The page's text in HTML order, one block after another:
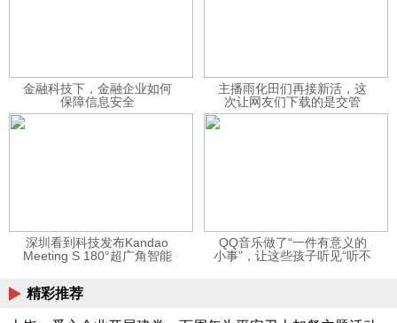
金融科技下，金融企业如何
保障信息安全
主播雨化田们再接新活，这
次让网友们下载的是交管
12123APP
深圳看到科技发布Kandao
Meeting S 180°超广角智能
QQ音乐做了“一件有意义的
小事”，让这些孩子听见“听不
精彩推荐